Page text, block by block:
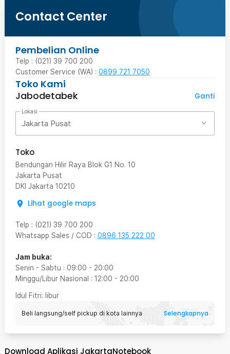
Contact Center
Pembelian Online
Telp : (021) 39 700 200
Customer Service (WA) : 0899 721 7050
Toko Kami
Jabodetabek
Ganti
Lokasi
Jakarta Pusat
Toko
Bendungan Hilir Raya Blok G1 No. 10
Jakarta Pusat
DKI Jakarta 10210
Lihat google maps
Telp : (021) 39 700 200
Whatsapp Sales / COD : 0896 135 222 00
Jam buka:
Senin - Sabtu : 09:00 - 20:00
Minggu/Libur Nasional : 12:00 - 20:00
Idul Fitri: libur
Beli langsung/self pickup di kota lainnya Selengkapnya
Download Aplikasi JakartaNotebook